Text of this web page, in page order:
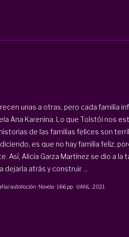
unas a otras, pero cada familia
Ana Karenina. Lo que Tolstói nos
de las familias felices son
es que no hay familia feliz,
Así, Alicia Garza Martínez se dio a la
dejarla atrás y construir ...
autoficción · Novela ·166 pp· UANL ·2021